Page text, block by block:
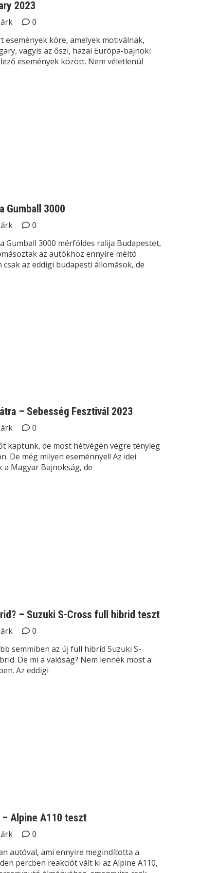
2023
0
események köre, amelyek motiválnak,
vagyis az őszi, hazai Európa-bajnoki
események között. Nem véletlenül
Gumball 3000
0
Gumball 3000 mérföldes ralija Budapestet,
az autókhoz ennyire méltó
az eddigi budapesti állomások, de
– Sebesség Fesztivál 2023
0
kaptunk, de most hétvégén végre tényleg
De még milyen eseménnyel! Az idei
a Magyar Bajnokság, de
– Suzuki S-Cross full hibrid teszt
0
semmiben az új full hibrid Suzuki S-
De mi a valóság? Nem lennék most a
Az eddigi
Alpine A110 teszt
0
autóval, ami ennyire megindította a
percben reakciót vált ki az Alpine A110,